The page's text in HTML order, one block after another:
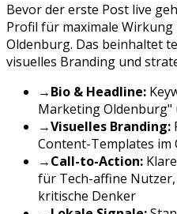
Bevor der erste Post live
Profil für maximale
Oldenburg. Das beinhaltet
visuelles Branding und
→Bio & Headline:
MarketingOldenburg"
→Visuelles Branding:
Content-Templates im
→Call-to-Action:
für Tech-affine
kritische Denker